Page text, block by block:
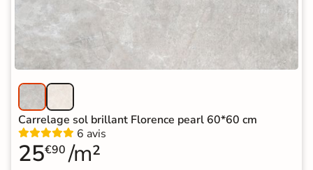
Carrelage sol brillant Florence pearl 60*60 cm
6 avis
25€90 /m²